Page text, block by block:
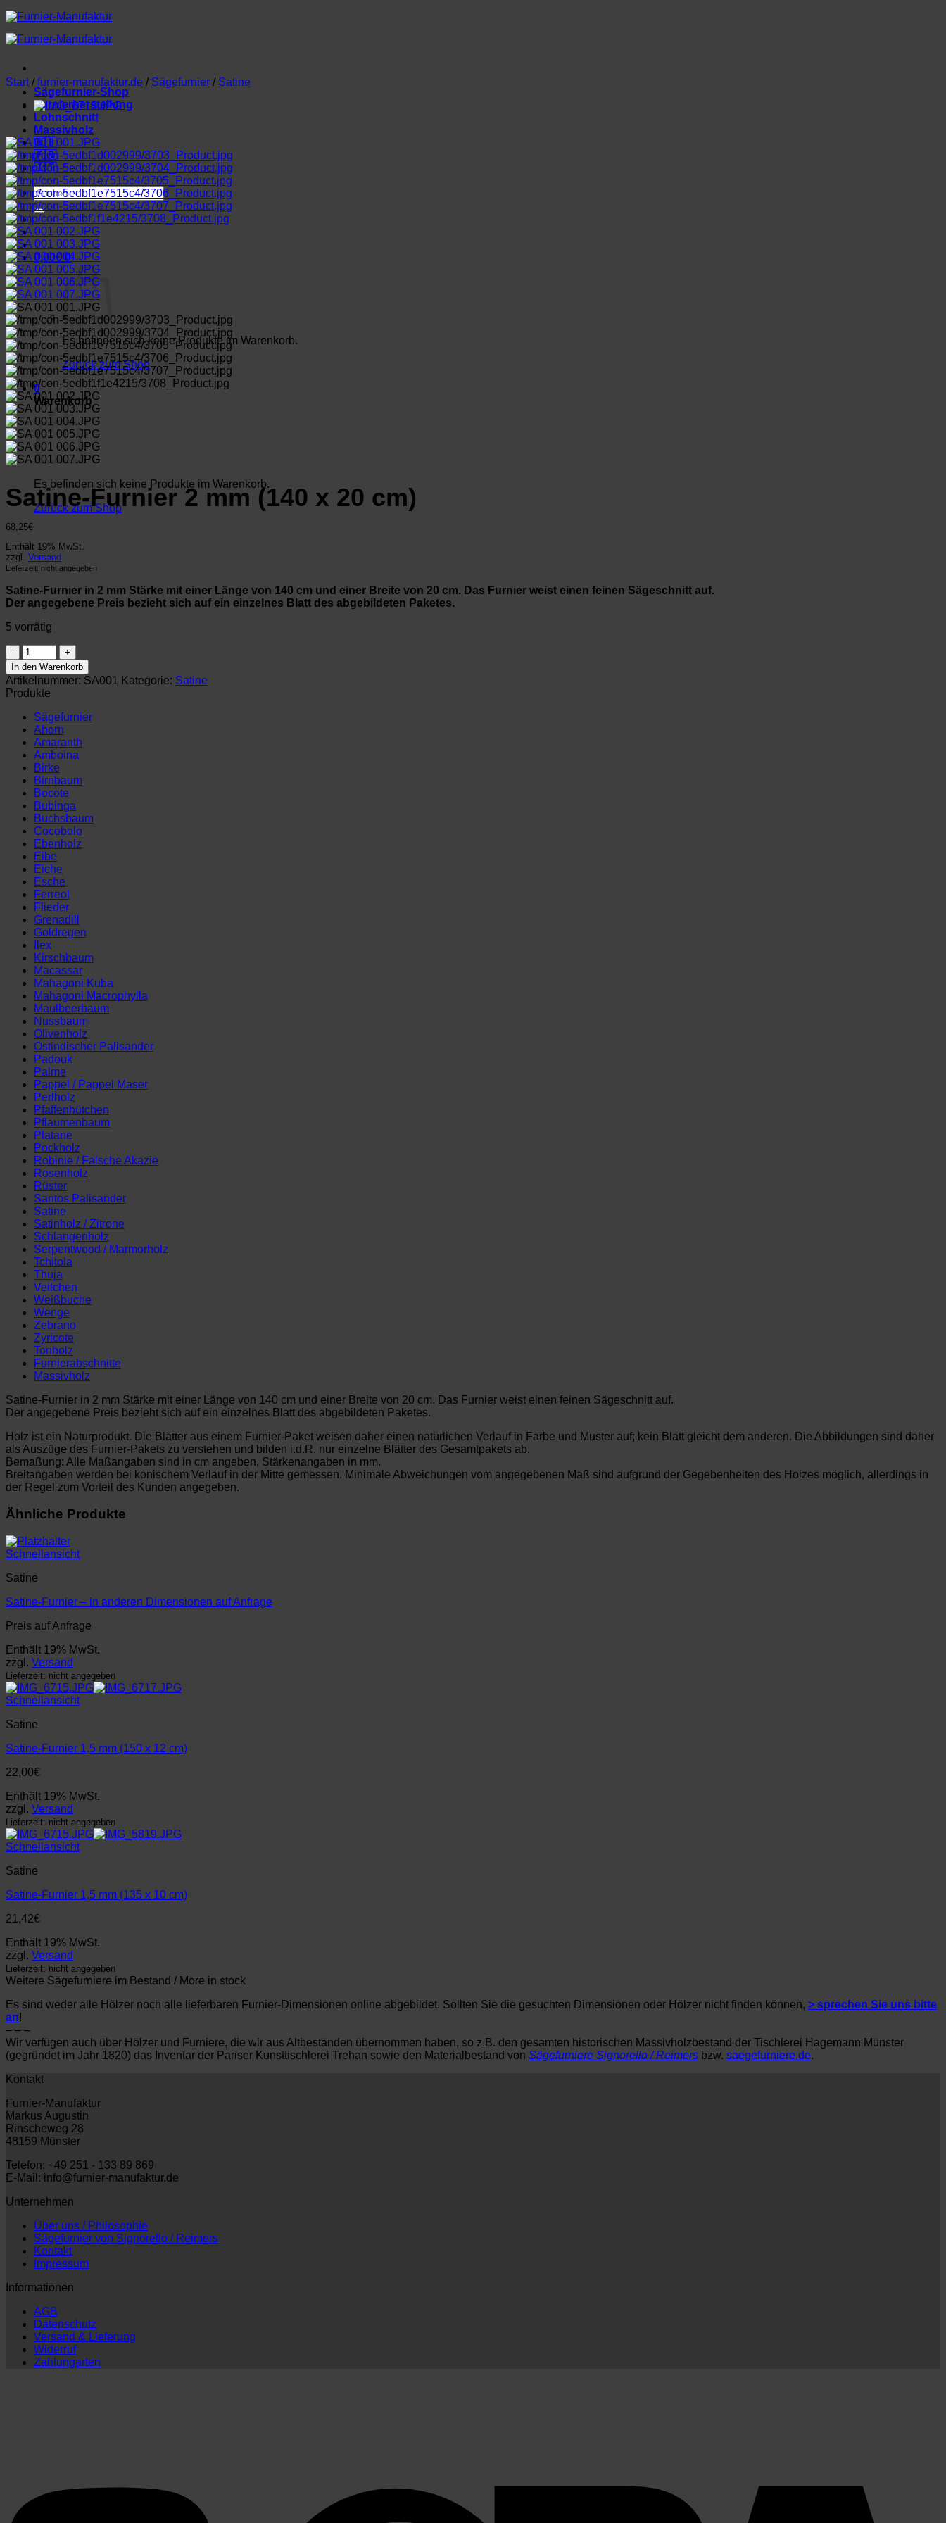
Zum
Inhalt
springen
Sägefurnier-Shop
Furnierherstellung
Lohnschnitt
Massivholz
🇬🇧
🇫🇷
🇮🇹
Suchen
nach:
0,00€ 0
Es befinden sich keine Produkte im Warenkorb.
Zurück zum Shop
0
Warenkorb
Es befinden sich keine Produkte im Warenkorb.
Zurück zum Shop
Start / furnier-manufaktur.de / Sägefurnier / Satine
Satine-Furnier 2 mm (140 x 20 cm)
68,25€
Enthält 19% MwSt.
zzgl. Versand
Lieferzeit: nicht angegeben
Satine-Furnier in 2 mm Stärke mit einer Länge von 140 cm und einer Breite von 20 cm. Das Furnier weist einen feinen Sägeschnitt auf.
Der angegebene Preis bezieht sich auf ein einzelnes Blatt des abgebildeten Paketes.
5 vorrätig
Satine-
Furnier
2
mm
(140
x
20
cm)
Menge
In den Warenkorb
Artikelnummer: SA001 Kategorie: Satine
Produkte
Sägefurnier
Ahorn
Amaranth
Amboina
Birke
Birnbaum
Bocote
Bubinga
Buchsbaum
Cocobolo
Ebenholz
Eibe
Eiche
Esche
Ferreol
Flieder
Grenadill
Goldregen
Ilex
Kirschbaum
Macassar
Mahagoni Kuba
Mahagoni Macrophylla
Maulbeerbaum
Nussbaum
Olivenholz
Ostindischer Palisander
Padouk
Palme
Pappel / Pappel Maser
Perlholz
Pfaffenhütchen
Pflaumenbaum
Platane
Pockholz
Robinie / Falsche Akazie
Rosenholz
Rüster
Santos Palisander
Satine
Satinholz / Zitrone
Schlangenholz
Serpentwood / Marmorholz
Tchitola
Thuja
Veilchen
Weißbuche
Wenge
Zebrano
Zyricote
Tonholz
Furnierabschnitte
Massivholz
Satine-Furnier in 2 mm Stärke mit einer Länge von 140 cm und einer Breite von 20 cm. Das Furnier weist einen feinen Sägeschnitt auf.
Der angegebene Preis bezieht sich auf ein einzelnes Blatt des abgebildeten Paketes.
Holz ist ein Naturprodukt. Die Blätter aus einem Furnier-Paket weisen daher einen natürlichen Verlauf in Farbe und Muster auf; kein Blatt gleicht dem anderen. Die Abbildungen sind daher
als Auszüge des Furnier-Pakets zu verstehen und bilden i.d.R. nur einzelne Blätter des Gesamtpakets ab.
Bemaßung: Alle Maßangaben sind in cm angeben, Stärkenangaben in mm.
Breitangaben werden bei konischem Verlauf in der Mitte gemessen. Minimale Abweichungen vom angegebenen Maß sind aufgrund der Gegebenheiten des Holzes möglich, allerdings in
der Regel zum Vorteil des Kunden angegeben.
Ähnliche Produkte
Schnellansicht
Satine
Satine-Furnier – in anderen Dimensionen auf Anfrage
Preis auf Anfrage
Enthält 19% MwSt.
zzgl. Versand
Lieferzeit: nicht angegeben
Schnellansicht
Satine
Satine-Furnier 1,5 mm (150 x 12 cm)
22,00€
Enthält 19% MwSt.
zzgl. Versand
Lieferzeit: nicht angegeben
Schnellansicht
Satine
Satine-Furnier 1,5 mm (135 x 10 cm)
21,42€
Enthält 19% MwSt.
zzgl. Versand
Lieferzeit: nicht angegeben
Weitere Sägefurniere im Bestand / More in stock
Es sind weder alle Hölzer noch alle lieferbaren Furnier-Dimensionen online abgebildet. Sollten Sie die gesuchten Dimensionen oder Hölzer nicht finden können, > sprechen Sie uns bitte
an!
– – –
Wir verfügen auch über Hölzer und Furniere, die wir aus Altbeständen übernommen haben, so z.B. den gesamten historischen Massivholzbestand der Tischlerei Hagemann Münster
(gegründet im Jahr 1820) das Inventar der Pariser Kunsttischlerei Trehan sowie den Materialbestand von Sägefurniere Signorello / Reimers bzw. saegefurniere.de.
Kontakt
Furnier-Manufaktur
Markus Augustin
Rinscheweg 28
48159 Münster
Telefon: +49 251 - 133 89 869
E-Mail: info@furnier-manufaktur.de
Unternehmen
Über uns / Philosophie
Sägefurnier von Signorello / Reimers
Kontakt
Impressum
Informationen
AGB
Datenschutz
Versand & Lieferung
Widerruf
Zahlungarten